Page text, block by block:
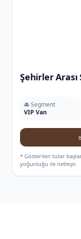
Şehirler
🚘 Segment
VIP Van
* Gösterilen tutar
yoğunluğu ile netleşir.